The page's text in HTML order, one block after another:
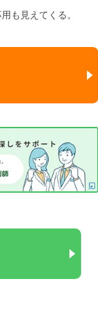
も見えてくる。